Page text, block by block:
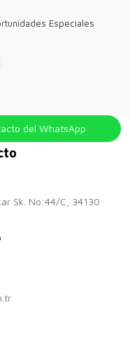
del WhatsApp
Especiales
Sk. No:44/C, 34130